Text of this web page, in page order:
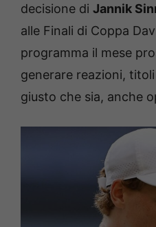
decisione di Jannik
alle Finali di Coppa
programma il mese
generare reazioni,
giusto che sia, anche